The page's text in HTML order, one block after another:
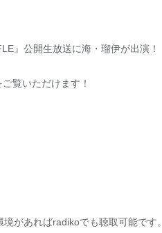
』公開生放送に海・瑠伊が出演！
覧いただけます！
があればradikoでも聴取可能です。